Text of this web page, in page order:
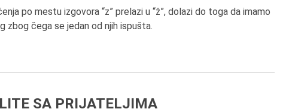
po mestu izgovora “z” prelazi u “ž”, dolazi do toga da imamo
zbog čega se jedan od njih ispušta.
SA PRIJATELJIMA